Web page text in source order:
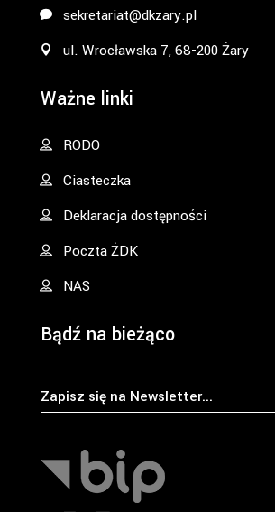
sekretariat@dkzary.pl
ul. Wrocławska 7, 68-200 Żary
Ważne linki
RODO
Ciasteczka
Deklaracja dostępności
Poczta ŻDK
NAS
Bądź na bieżąco